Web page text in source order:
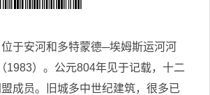
于安河和多特蒙德─埃姆斯运河河
1983）。公元804年见于记载，十二
成员。旧城多中世纪建筑，很多已